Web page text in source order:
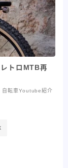
トロMTB再
自転車Youtube紹介